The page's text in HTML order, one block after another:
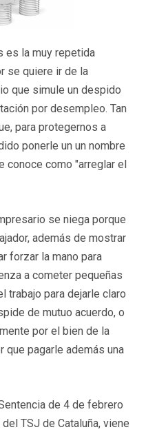
es la muy repetida
se quiere ir de la
que simule un despido
por desempleo. Tan
para protegernos a
ponerle un un nombre
conoce como "arreglar el
se niega porque
además de mostrar
forzar la mano para
a cometer pequeñas
trabajo para dejarle claro
de mutuo acuerdo, o
por el bien de la
que pagarle además una
de 4 de febrero
TSJ de Cataluña, viene